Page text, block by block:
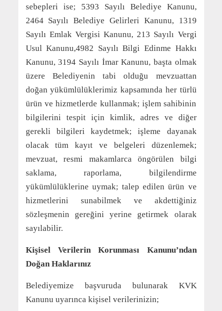
sebepleri ise; 5393 Sayılı Belediye Kanunu,
2464 Sayılı Belediye Gelirleri Kanunu, 1319
Sayılı Emlak Vergisi Kanunu, 213 Sayılı Vergi
Usul Kanunu,4982 Sayılı Bilgi Edinme Hakkı
Kanunu, 3194 Sayılı İmar Kanunu, başta olmak
üzere Belediyenin tabi olduğu mevzuattan
doğan yükümlülüklerimiz kapsamında her türlü
ürün ve hizmetlerde kullanmak; işlem sahibinin
bilgilerini tespit için kimlik, adres ve diğer
gerekli bilgileri kaydetmek; işleme dayanak
olacak tüm kayıt ve belgeleri düzenlemek;
mevzuat, resmi makamlarca öngörülen bilgi
saklama, raporlama, bilgilendirme
yükümlülüklerine uymak; talep edilen ürün ve
hizmetlerini sunabilmek ve akdettiğiniz
sözleşmenin gereğini yerine getirmek olarak
sayılabilir.
Kişisel Verilerin Korunması Kanunu’ndan
Doğan Haklarınız
Belediyemize başvuruda bulunarak KVK
Kanunu uyarınca kişisel verilerinizin;